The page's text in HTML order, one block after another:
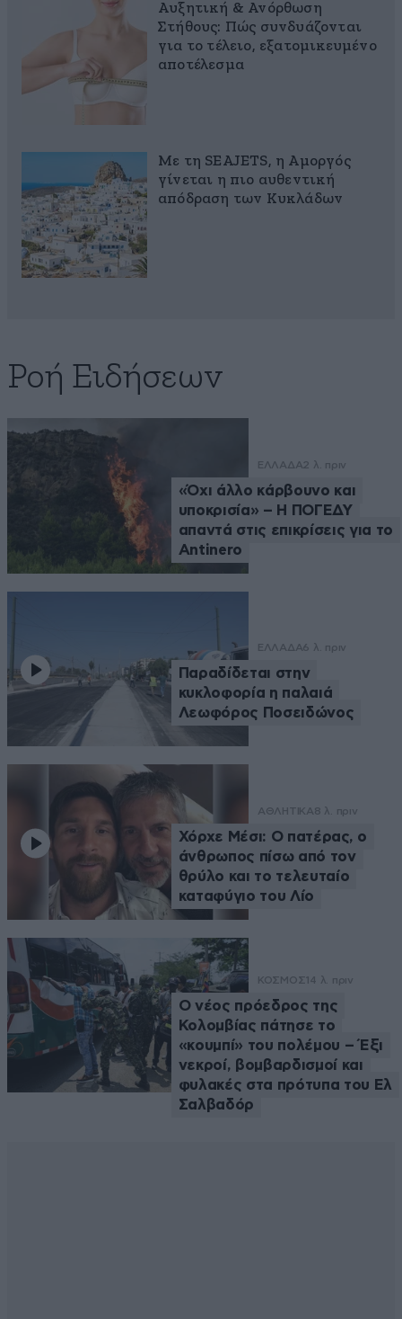
Αυξητική & Ανόρθωση
Στήθους: Πώς συνδυάζονται
για το τέλειο, εξατομικευμένο
αποτέλεσμα
Με τη SEAJETS, η Αμοργός
γίνεται η πιο αυθεντική
απόδραση των Κυκλάδων
Ροή Ειδήσεων
ΕΛΛΑΔΑ2 λ. πριν
«Όχι άλλο κάρβουνο και
υποκρισία» – Η ΠΟΓΕΔΥ
απαντά στις επικρίσεις για το
Antinero
ΕΛΛΑΔΑ6 λ. πριν
Παραδίδεται στην
κυκλοφορία η παλαιά
Λεωφόρος Ποσειδώνος
ΑΘΛΗΤΙΚΑ8 λ. πριν
Χόρχε Μέσι: Ο πατέρας, ο
άνθρωπος πίσω από τον
θρύλο και το τελευταίο
καταφύγιο του Λίο
ΚΟΣΜΟΣ 14 λ. πριν
Ο νέος πρόεδρος της
Κολομβίας πάτησε το
«κουμπί» του πολέμου – Έξι
νεκροί, βομβαρδισμοί και
φυλακές στα πρότυπα του Ελ
Σαλβαδόρ